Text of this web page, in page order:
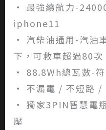
• 最強續航力-
iphone11
• 汽柴油通用-汽油
下，可救車超過80次
• 88.8Wh總瓦數-
• 不漏電 / 不短路 /
• 獨家3PIN智慧電
壓